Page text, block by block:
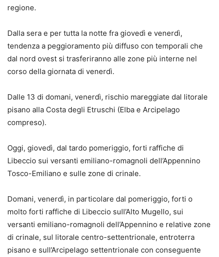
regione.
Dalla sera e per tutta la notte fra giovedì e venerdì,
tendenza a peggioramento più diffuso con temporali che
dal nord ovest si trasferiranno alle zone più interne nel
corso della giornata di venerdì.
Dalle 13 di domani, venerdì, rischio mareggiate dal litorale
pisano alla Costa degli Etruschi (Elba e Arcipelago
compreso).
Oggi, giovedì, dal tardo pomeriggio, forti raffiche di
Libeccio sui versanti emiliano-romagnoli dell’Appennino
Tosco-Emiliano e sulle zone di crinale.
Domani, venerdì, in particolare dal pomeriggio, forti o
molto forti raffiche di Libeccio sull’Alto Mugello, sui
versanti emiliano-romagnoli dell’Appennino e relative zone
di crinale, sul litorale centro-settentrionale, entroterra
pisano e sull’Arcipelago settentrionale con conseguente